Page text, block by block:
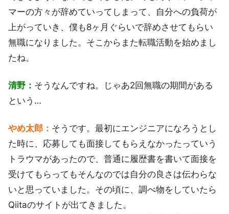
マーの方々が辞めていってしまって、自分への負荷が
上がっていき、僕も8ヶ月ぐらいで辞めさせてもらい
無職になりました。そこからまた転職活動を始めまし
たね。
清野： そうなんですね。じゃあ2回無職の期間がある
という…
やめ太郎： そうです。最初にエンジニアになろうとし
た時に、応募しても面接してもらえなかったっていう
トラウマがあったので、普通に履歴書を書いて面接を
受けてもらってもそんなのでは自分の良さは伝わらな
いと思っていました。その頃に、調べ物をしていたら
Qiitaのサイトが出てきました。